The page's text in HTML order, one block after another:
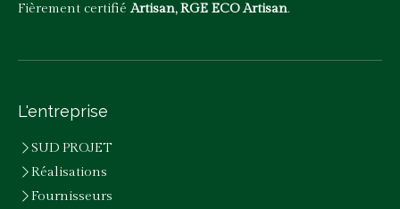
Fièrement certifiéArtisan, RGE ECO Artisan.
L'entreprise
SUD PROJET
Réalisations
Fournisseurs